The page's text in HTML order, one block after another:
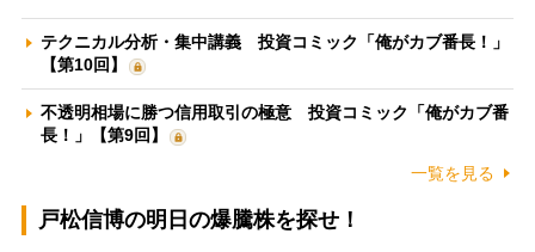
テクニカル分析・集中講義 投資コミック「俺がカブ番長！」
【第10回】
不透明相場に勝つ信用取引の極意 投資コミック「俺がカブ番
長！」【第9回】
一覧を見る
戸松信博の明日の爆騰株を探せ！